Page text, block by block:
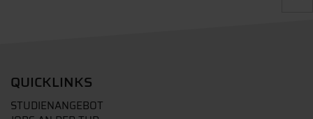
QUICKLINKS
STUDIENANGEBOT